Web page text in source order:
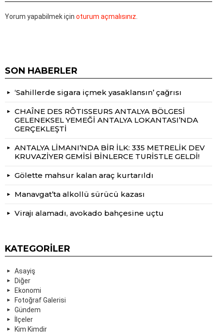
Yorum yapabilmek için oturum açmalısınız
SON HABERLER
‘Sahillerde sigara içmek yasaklansın’ çağrısı
CHAÎNE DES RÔTISSEURS ANTALYA BÖLGESİ
GELENEKSEL YEMEĞİ ANTALYA LOKANTASI’NDA
GERÇEKLEŞTİ
ANTALYA LİMANI’NDA BİR İLK: 335 METRELİK DEV
KRUVAZİYER GEMİSİ BİNLERCE TURİSTLE GELDİ!
Gölette mahsur kalan araç kurtarıldı
Manavgat’ta alkollü sürücü kazası
Virajı alamadı, avokado bahçesine uçtu
KATEGORILER
Asayiş
Diğer
Ekonomi
Fotoğraf Galerisi
Gündem
İlçeler
Kim Kimdir